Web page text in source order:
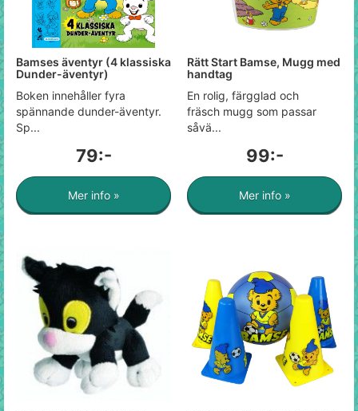
Bamses äventyr (4 klassiska
Dunder-äventyr)
Boken innehåller fyra
spännande dunder-äventyr.
Sp...
79:-
Mer info »
Rätt Start Bamse, Mugg med
handtag
En rolig, färgglad och
fräsch mugg som passar
såvä...
99:-
Mer info »